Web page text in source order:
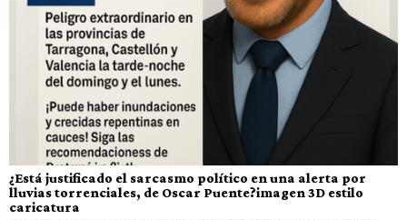
¿Está justificado el sarcasmo político en una alerta por
lluvias torrenciales, de Oscar Puente?imagen 3D estilo
caricatura